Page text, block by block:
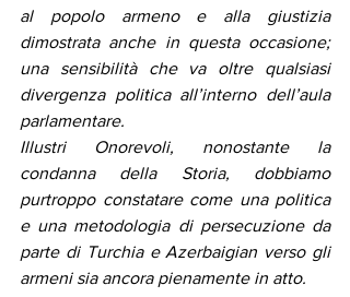
al popolo armeno e alla giustizia
dimostrata anche in questa occasione;
una sensibilità che va oltre qualsiasi
divergenza politica all’interno dell’aula
parlamentare.
Illustri Onorevoli, nonostante la
condanna della Storia, dobbiamo
purtroppo constatare come una politica
e una metodologia di persecuzione da
parte di Turchia e Azerbaigian verso gli
armeni sia ancora pienamente in atto.